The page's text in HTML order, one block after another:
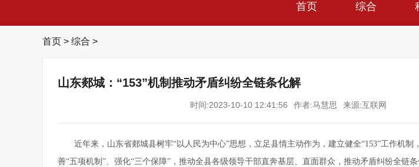
首页 综合
首页 > 综合 >
山东郯城：“153”机制推动矛盾纠纷全链条化解
时间:2023-10-10 12:41:56 作者:马慧思 来源:互联网
近年来，山东省郯城县树牢“以人民为中心”思想，立足县情主动作为，建立健全“153”工作机制
善“五项机制”、强化“三个保障”，推动全县各级领导干部直奔基层、直面群众，推动矛盾纠纷全链